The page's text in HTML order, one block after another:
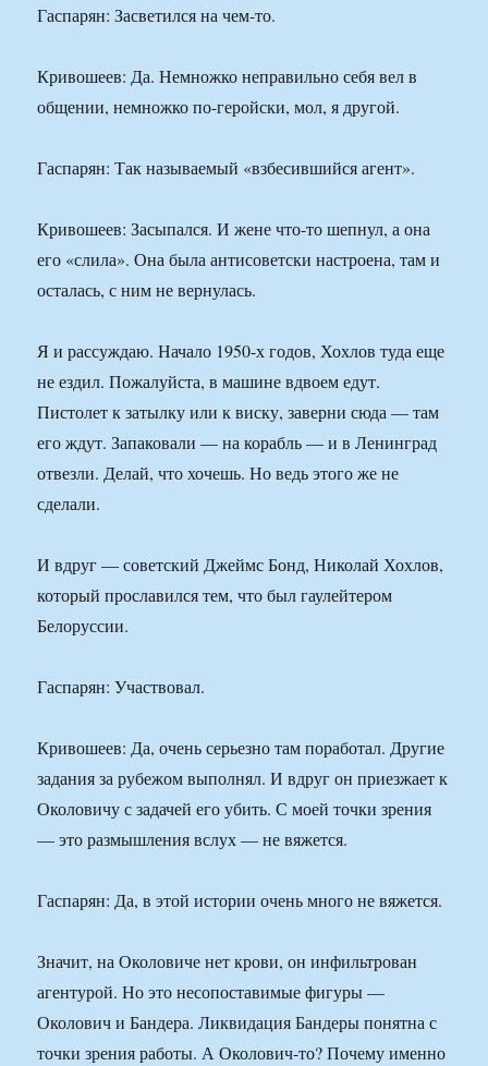
Гаспарян: Засветился на чем-то.
Кривошеев: Да. Немножко неправильно себя вел в
общении, немножко по-геройски, мол, я другой.
Гаспарян: Так называемый «взбесившийся агент».
Кривошеев: Засыпался. И жене что-то шепнул, а она
его «слила». Она была антисоветски настроена, там и
осталась, с ним не вернулась.
Я и рассуждаю. Начало 1950-х годов, Хохлов туда еще
не ездил. Пожалуйста, в машине вдвоем едут.
Пистолет к затылку или к виску, заверни сюда — там
его ждут. Запаковали — на корабль — и в Ленинград
отвезли. Делай, что хочешь. Но ведь этого же не
сделали.
И вдруг — советский Джеймс Бонд, Николай Хохлов,
который прославился тем, что был гаулейтером
Белоруссии.
Гаспарян: Участвовал.
Кривошеев: Да, очень серьезно там поработал. Другие
задания за рубежом выполнял. И вдруг он приезжает к
Околовичу с задачей его убить. С моей точки зрения
— это размышления вслух — не вяжется.
Гаспарян: Да, в этой истории очень много не вяжется.
Значит, на Околовиче нет крови, он инфильтрован
агентурой. Но это несопоставимые фигуры —
Околович и Бандера. Ликвидация Бандеры понятна с
точки зрения работы. А Околович-то? Почему именно